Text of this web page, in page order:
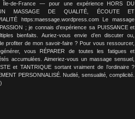
Île-de-France — pour une expérience HORS DU
MASSAGE DE QUALITÉ, ÉCOUTE ET
https:maessage.wordpress.com Le massage
; je connais d’expérience sa PUISSANCE et
bienfaits. Auriez-vous envie d’en discuter ou,
profiter de mon savoir-faire ? Pour vous ressourcer,
vous RÉPARER de toutes les fatigues et
accumulées. Aimeriez-vous un massage sensuel,
et TANTRIQUE sortant vraiment de l’ordinaire ?
PERSONNALISÉ. Nudité, sensualité, complicité.